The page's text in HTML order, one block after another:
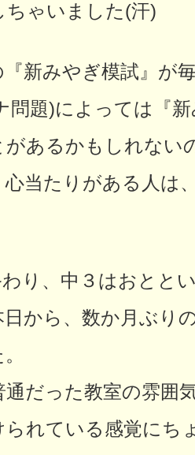
ちゃいました(汗)
『新みやぎ模試』が
問題)によっては『
があるかもしれない
当たりがある人は
り、中３はおとと
日から、数か月ぶり
だった教室の雰囲
れている感覚にち